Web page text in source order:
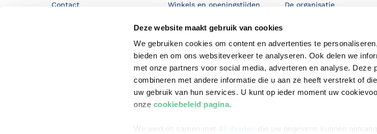
Deze website maakt gebruik van cookies
We gebruiken cookies om content en advertenties te
bieden en om ons websiteverkeer te analyseren. Ook delen we
met onze partners voor social media, adverteren en analyse. Deze
combineren met andere informatie die u aan ze heeft verstrekt of
uw gebruik van hun services. U kunt op ieder moment uw
onze cookiebeleid pagina.
We werken samen met 42 derden die uw gegevens kunnen
Contact
Annuleren & Retourneren
Zakelijk boeken bestellen
Winkels en openingstijden
Cadeaukaarten
Cadeauboxen
Staatsloterij
ING Servicepunten
De organisatie
Ondernemer worden
De voordelen van Bruna
Responsible Disclosure